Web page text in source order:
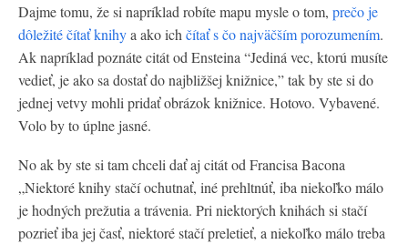
Dajme tomu, že si napríklad robíte mapu mysle o tom, prečo je
dôležité čítať knihya ako ich čítať s čo najväčším porozumením.
Ak napríklad poznáte citát od Ensteina “Jediná vec, ktorú musíte
vedieť, je ako sa dostať do najbližšej knižnice,” tak by ste si do
jednej vetvy mohli pridať obrázok knižnice. Hotovo. Vybavené.
Volo by to úplne jasné.
No ak by ste si tam chceli dať aj citát od Francisa Bacona
„Niektoré knihy stačí ochutnať, iné prehltnúť, iba niekoľko málo
je hodných prežutia a trávenia. Pri niektorých knihách si stačí
pozrieť iba jej časť, niektoré stačí preletieť, a niekoľko málo treba